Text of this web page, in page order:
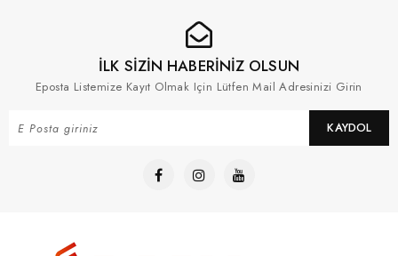
İLK SİZİN HABERİNİZ OLSUN
Eposta Listemize Kayıt Olmak Için Lütfen Mail Adresinizi Girin
KAYDOL